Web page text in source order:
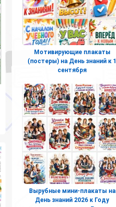
Мотивирующие плакаты
(постеры) на День знаний к 1
сентября
Вырубные мини-плакаты на
День знаний 2026 к Году